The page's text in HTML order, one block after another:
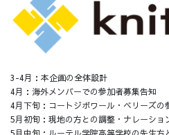
3-4月：本企画の全体設計
4月：海外メンバーでの参加者募集告知
4月下旬：コートジボワール・ベリーズ
5月初旬：現地の方との調整・ナレーショ
5月中旬：ルーテル学院高等学校の先生方